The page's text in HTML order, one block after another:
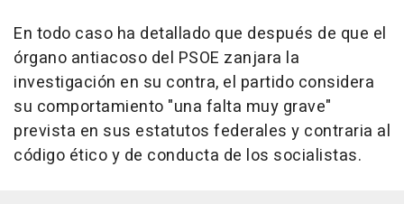
En todo caso ha detallado que después de que el
órgano antiacoso del PSOE zanjara la
investigación en su contra, el partido considera
su comportamiento "una falta muy grave"
prevista en sus estatutos federales y contraria al
código ético y de conducta de los socialistas.